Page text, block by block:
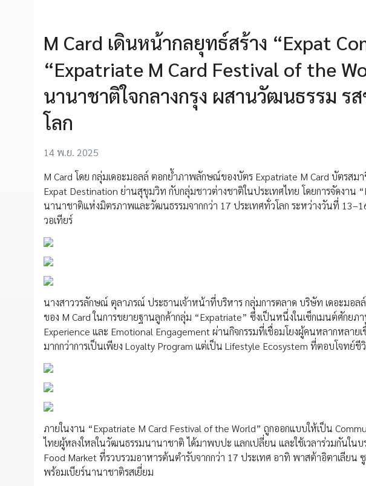
M Card เดินหน้ากลยุทธ์สร้าง “Expat
“Expatriate M Card Festival of the
นานาชาติใจกลางกรุง ผสานวัฒนธรรม ร
โลก
14 พ.ย. 2025
M Card โดย กลุ่มเดอะมอลล์ ตอกย้ำภาพลักษณ์ของบัตร Expatriate M Card บัตรสม
Expat Destination ย่านสุขุมวิท กับกลุ่มชาวต่างชาติในประเทศไทย โดยการจัดงาน
นานาชาติแห่งมิตรภาพและวัฒนธรรมจากกว่า 17 ประเทศทั่วโลก ระหว่างวันที่
วอเทียร์
นางสาววรลักษณ์ ตุลาภรณ์ ประธานเจ้าหน้าที่บริหาร กลุ่มการตลาด บริษัท เดอะมอล
ของ M Card ในการขยายฐานลูกค้ากลุ่ม “Expatriate” ซึ่งเป็นหนึ่งในเซ็กเมนต์ศักยภ
Experience และ Emotional Engagement ผ่านกิจกรรมที่เชื่อมโยงผู้คนหลากหลาย
มากกว่าการเป็นเพียง Loyalty Program แต่เป็น Lifestyle Ecosystem ที่ตอบโจทย์ชี
ภายในงาน “Expatriate M Card Festival of the World” ถูกออกแบบให้เป็น
ไทยผู้หลงใหลในวัฒนธรรมนานาชาติ ได้มาพบปะ แลกเปลี่ยน และใช้เวลาร่วมกันใน
Food Market ที่รวบรวมอาหารต้นตำรับจากกว่า 17 ประเทศ อาทิ พาสต้าอิตาเลีย
พร้อมเบียร์นานาชาติรสเยี่ยม